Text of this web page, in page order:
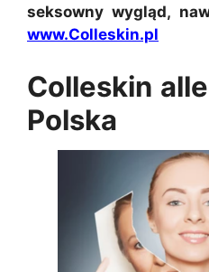
seksowny wygląd,
www.Colleskin.pl
Colleskin
Polska